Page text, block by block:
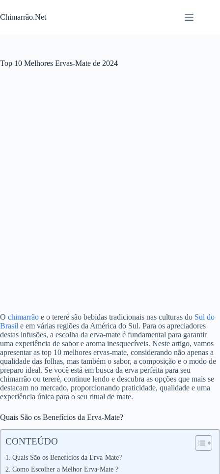
para
o
Chimarrão.Net
Top 10 Melhores Ervas-Mate de 2024
O chimarrão e o tereré são bebidas tradicionais nas culturas do Sul do
Brasil e em várias regiões da América do Sul. Para os apreciadores
destas infusões, a escolha da erva-mate é fundamental para garantir
uma experiência de sabor e aroma inesquecíveis. Neste artigo, vamos
apresentar as top 10 melhores ervas-mate, considerando não apenas a
qualidade das folhas, mas também o sabor, a composição e o modo de
preparo ideal. Se você está em busca da erva perfeita para seu
chimarrão ou tereré, continue lendo e descubra as opções que mais se
destacam no mercado, proporcionando praticidade, qualidade e uma
experiência única para o seu ritual de mate.
Quais São os Benefícios da Erva-Mate?
CONTEÚDO
Quais São os Benefícios da Erva-Mate?
Como Escolher a Melhor Erva-Mate ?